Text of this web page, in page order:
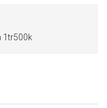
1tr500k